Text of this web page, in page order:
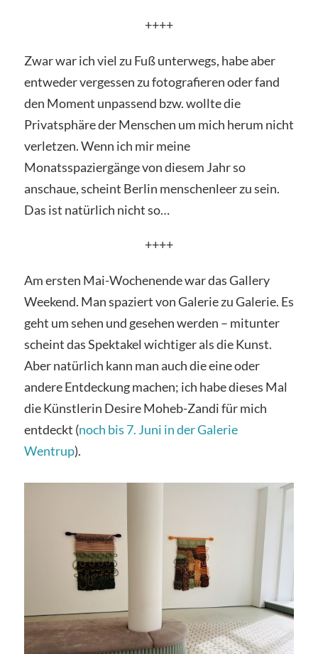
++++
Zwar war ich viel zu Fuß unterwegs, habe aber
entweder vergessen zu fotografieren oder fand
den Moment unpassend bzw. wollte die
Privatsphäre der Menschen um mich herum nicht
verletzen. Wenn ich mir meine
Monatsspaziergänge von diesem Jahr so
anschaue, scheint Berlin menschenleer zu sein.
Das ist natürlich nicht so…
++++
Am ersten Mai-Wochenende war das Gallery
Weekend. Man spaziert von Galerie zu Galerie. Es
geht um sehen und gesehen werden – mitunter
scheint das Spektakel wichtiger als die Kunst.
Aber natürlich kann man auch die eine oder
andere Entdeckung machen; ich habe dieses Mal
die Künstlerin Desire Moheb-Zandi für mich
entdeckt (noch bis 7. Juni in der Galerie
Wentrup).